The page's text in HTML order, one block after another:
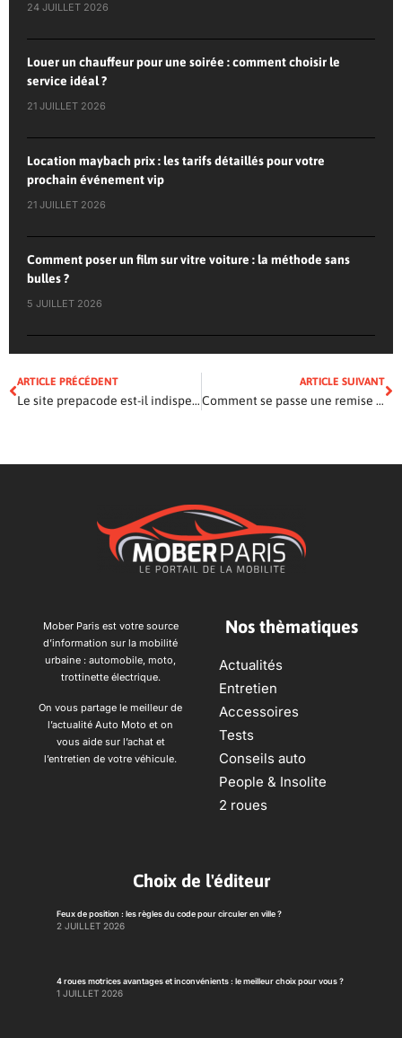
24 JUILLET 2026
Louer un chauffeur pour une soirée : comment choisir le
service idéal ?
21 JUILLET 2026
Location maybach prix : les tarifs détaillés pour votre
prochain événement vip
21 JUILLET 2026
Comment poser un film sur vitre voiture : la méthode sans
bulles ?
5 JUILLET 2026
ARTICLE PRÉCÉDENT
Le site prepacode est-il indispensable pour préparer son examen au code de la route
ARTICLE SUIVANT
Comment se passe une remise à niveau de la conduite moto ?
Mober Paris est votre source
d’information sur la mobilité
urbaine : automobile, moto,
trottinette électrique.
On vous partage le meilleur de
l’actualité Auto Moto et on
vous aide sur l’achat et
l’entretien de votre véhicule.
Nos thèmatiques
Actualités
Entretien
Accessoires
Tests
Conseils auto
People & Insolite
2 roues
Choix de l'éditeur
Feux de position : les règles du code pour circuler en ville ?
2 JUILLET 2026
4 roues motrices avantages et inconvénients : le meilleur choix pour vous ?
1 JUILLET 2026